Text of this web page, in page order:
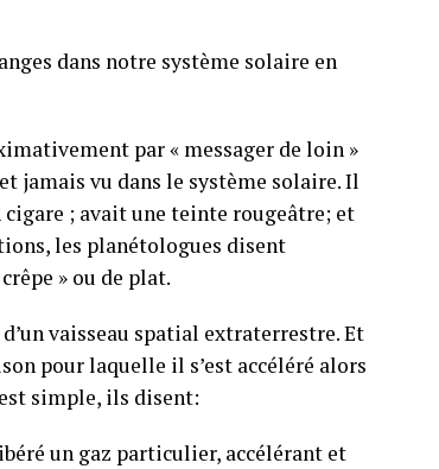
dans notre système solaire en
par « messager de loin »
jamais vu dans le système solaire. Il
; avait une teinte rougeâtre; et
les planétologues disent
» ou de plat.
vaisseau spatial extraterrestre. Et
pour laquelle il s’est accéléré alors
simple, ils disent:
un gaz particulier, accélérant et